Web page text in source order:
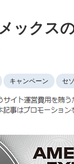
ックス
キャンペーン セ